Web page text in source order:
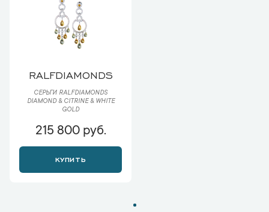
RALFDIAMONDS
СЕРЬГИ RALFDIAMONDS
DIAMOND & CITRINE & WHITE
GOLD
215 800 руб.
КУПИТЬ